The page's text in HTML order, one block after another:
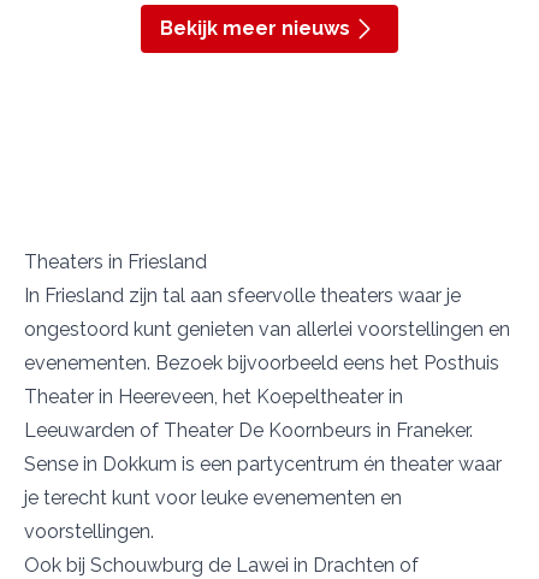
Bekijk meer nieuws
Theaters in Friesland
In Friesland zijn tal aan sfeervolle theaters waar je
ongestoord kunt genieten van allerlei voorstellingen en
evenementen. Bezoek bijvoorbeeld eens het Posthuis
Theater in Heereveen, het Koepeltheater in
Leeuwarden of Theater De Koornbeurs in Franeker.
Sense in Dokkum is een partycentrum én theater waar
je terecht kunt voor leuke evenementen en
voorstellingen.
Ook bij Schouwburg de Lawei in Drachten of